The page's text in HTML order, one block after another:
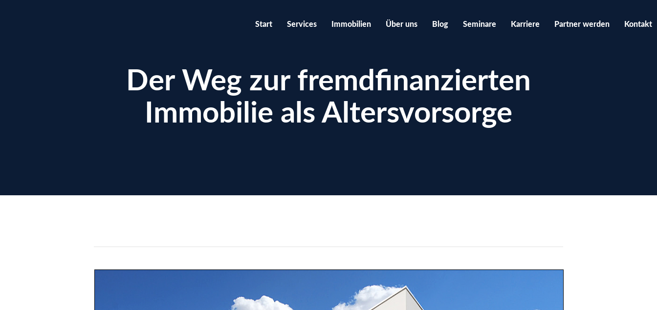
Start Services Immobilien Über uns Blog Seminare Karriere Partner werden Kontakt
Der Weg zur fremdfinanzierten
Immobilie als Altersvorsorge